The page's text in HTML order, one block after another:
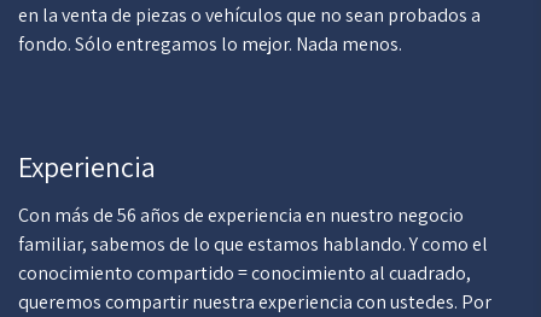
en la venta de piezas o vehículos que no sean probados a
fondo. Sólo entregamos lo mejor. Nada menos.
Experiencia
Con más de 56 años de experiencia en nuestro negocio
familiar, sabemos de lo que estamos hablando. Y como el
conocimiento compartido = conocimiento al cuadrado,
queremos compartir nuestra experiencia con ustedes. Por